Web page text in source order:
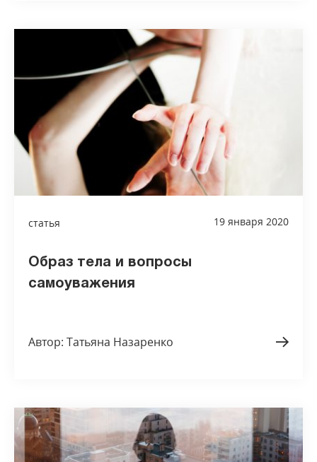
статья 19 января 2020
Образ тела и вопросы
самоуважения
Автор: Татьяна Назаренко